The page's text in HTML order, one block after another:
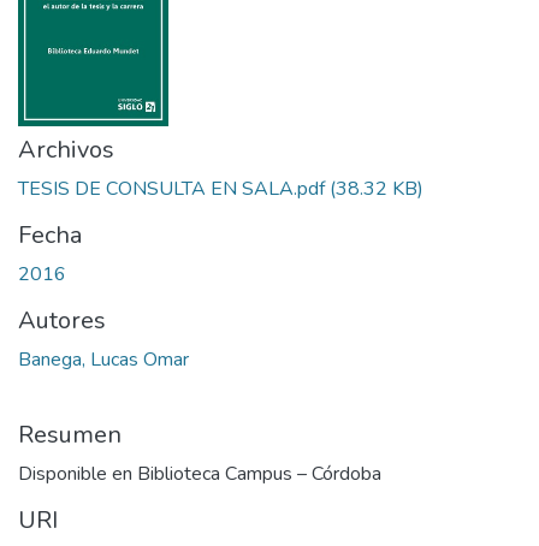
Archivos
TESIS DE CONSULTA EN SALA.pdf(38.32 KB)
Fecha
2016
Autores
Banega, Lucas Omar
Resumen
Disponible en Biblioteca Campus – Córdoba
URI